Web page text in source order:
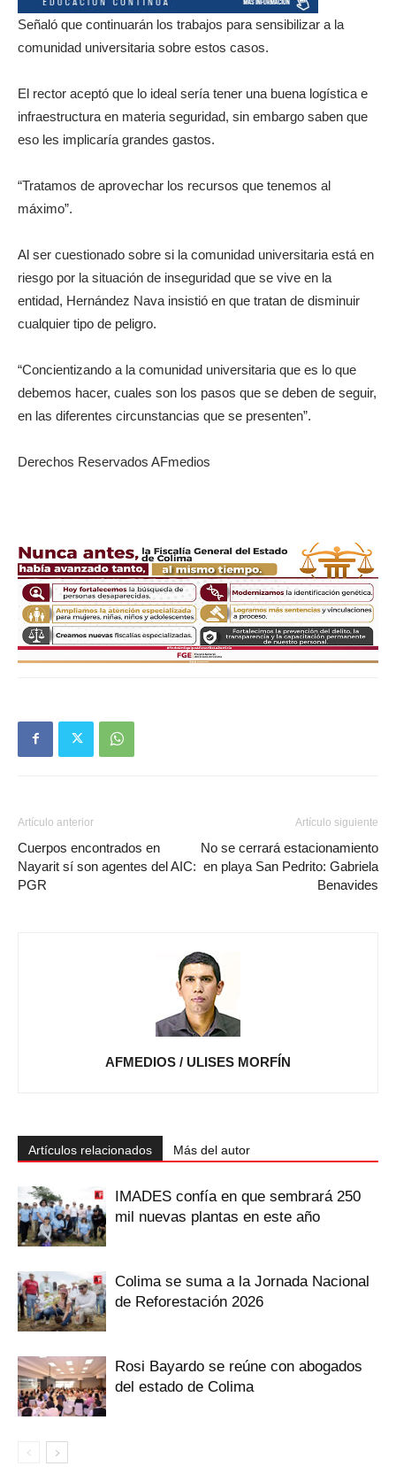
Señaló que continuarán los trabajos para sensibilizar a la
comunidad universitaria sobre estos casos.
El rector aceptó que lo ideal sería tener una buena logística e
infraestructura en materia seguridad, sin embargo saben que
eso les implicaría grandes gastos.
“Tratamos de aprovechar los recursos que tenemos al
máximo”.
Al ser cuestionado sobre si la comunidad universitaria está en
riesgo por la situación de inseguridad que se vive en la
entidad, Hernández Nava insistió en que tratan de disminuir
cualquier tipo de peligro.
“Concientizando a la comunidad universitaria que es lo que
debemos hacer, cuales son los pasos que se deben de seguir,
en las diferentes circunstancias que se presenten”.
Derechos Reservados AFmedios
Artículo anterior
Cuerpos encontrados en
Nayarit sí son agentes del AIC:
PGR
Artículo siguiente
No se cerrará estacionamiento
en playa San Pedrito: Gabriela
Benavides
AFMEDIOS / ULISES MORFÍN
Artículos relacionados Más del autor
IMADES confía en que sembrará 250
mil nuevas plantas en este año
Colima se suma a la Jornada Nacional
de Reforestación 2026
Rosi Bayardo se reúne con abogados
del estado de Colima